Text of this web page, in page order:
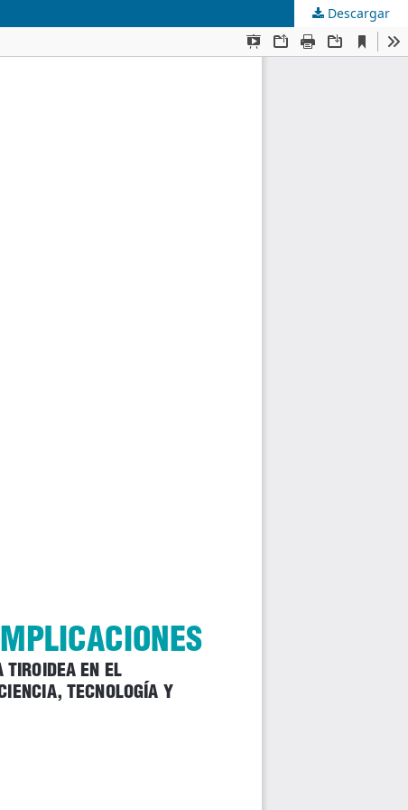
Descargar